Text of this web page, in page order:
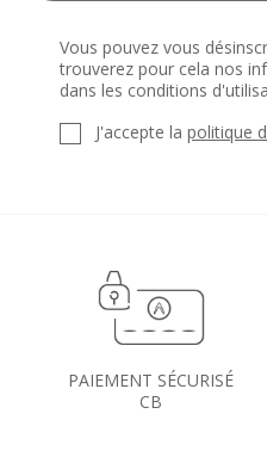
Vous pouvez vous
trouverez pour cela nos
dans les conditions
J'accepte la politique
PAIEMENT SÉCURISÉ
CB